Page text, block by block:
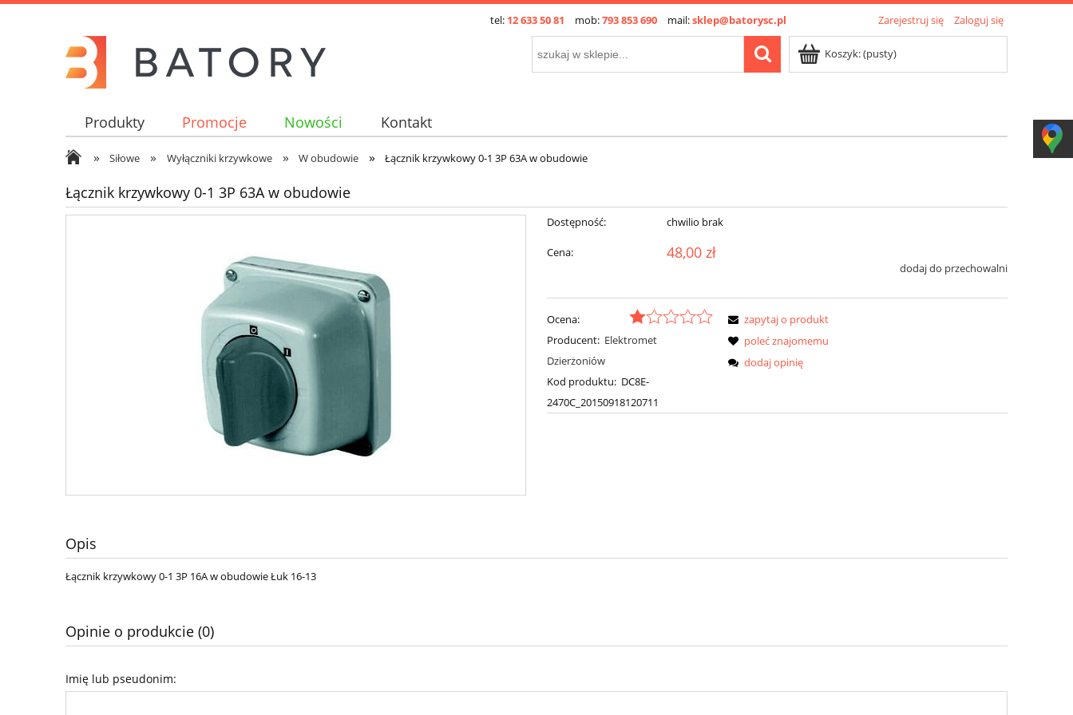
Zarejestruj się Zaloguj się
tel: 12 633 50 81 mob:793 853 690 mail:sklep@batorysc.pl
Koszyk:(pusty)
Produkty Promocje Nowości Kontakt
» Siłowe » Wyłączniki krzywkowe » W obudowie » Łącznik krzywkowy 0-1 3P 63A w obudowie
Łącznik krzywkowy 0-1 3P 63A w obudowie
Dostępność: chwilio brak
Cena: 48,00 zł
dodaj do przechowalni
Ocena:
Producent: Elektromet
Dzierżoniów
Kod produktu: DC8E-
2470C_20150918120711
zapytaj o produkt
poleć znajomemu
dodaj opinię
Opis
Łącznik krzywkowy 0-1 3P 16A w obudowie Łuk 16-13
Opinie o produkcie (0)
Imię lub pseudonim: